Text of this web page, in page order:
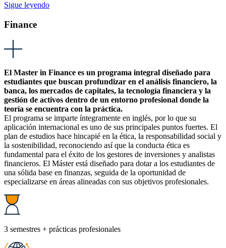
Sigue leyendo
Finance
El Master in Finance es un programa integral diseñado para
estudiantes que buscan profundizar en el análisis financiero, la
banca, los mercados de capitales, la tecnología financiera y la
gestión de activos dentro de un entorno profesional donde la
teoría se encuentra con la práctica.
El programa se imparte íntegramente en inglés, por lo que su
aplicación internacional es uno de sus principales puntos fuertes. El
plan de estudios hace hincapié en la ética, la responsabilidad social y
la sostenibilidad, reconociendo así que la conducta ética es
fundamental para el éxito de los gestores de inversiones y analistas
financieros. El Máster está diseñado para dotar a los estudiantes de
una sólida base en finanzas, seguida de la oportunidad de
especializarse en áreas alineadas con sus objetivos profesionales.
3 semestres + prácticas profesionales